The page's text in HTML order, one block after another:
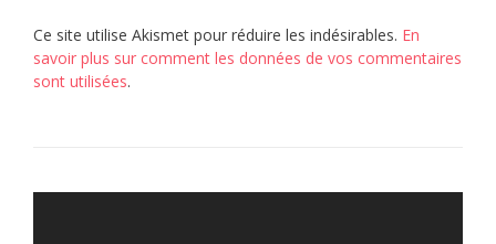
Ce site utilise Akismet pour réduire les indésirables. En
savoir plus sur comment les données de vos commentaires
sont utilisées.